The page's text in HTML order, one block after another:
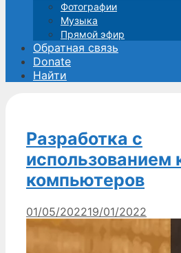
Фотографии
Музыка
Прямой эфир
Обратная связь
Donate
Найти
Разработка с
использованием
компьютеров
01/05/202219/01/2022